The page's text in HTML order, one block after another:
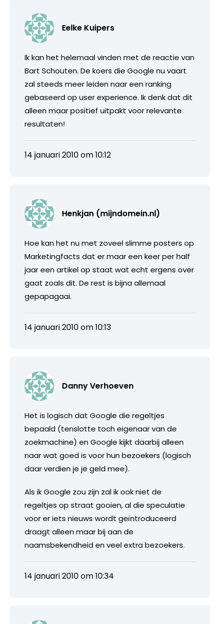
Eelke Kuipers
Ik kan het helemaal vinden met de reactie van
Bart Schouten. De koers die Google nu vaart
zal steeds meer leiden naar een ranking
gebaseerd op user experience. Ik denk dat dit
alleen maar positief uitpakt voor relevante
resultaten!
14 januari 2010 om 10:12
Henkjan (mijndomein.nl)
Hoe kan het nu met zoveel slimme posters op
Marketingfacts dat er maar een keer per half
jaar een artikel op staat wat echt ergens over
gaat zoals dit. De rest is bijna allemaal
gepapagaai.
14 januari 2010 om 10:13
Danny Verhoeven
Het is logisch dat Google die regeltjes
bepaald (tenslotte toch eigenaar van de
zoekmachine) en Google kijkt daarbij alleen
naar wat goed is voor hun bezoekers (logisch
daar verdien je je geld mee).
Als ik Google zou zijn zal ik ook niet de
regeltjes op straat gooien, al die speculatie
voor er iets nieuws wordt geïntroduceerd
draagt alleen maar bij aan de
naamsbekendheid en veel extra bezoekers.
14 januari 2010 om 10:34